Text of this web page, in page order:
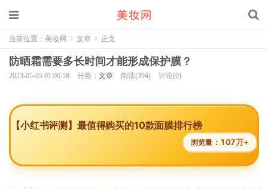
当前位置： 美妆网 > 文章 > 正文
防晒霜需要多长时间才能形成保护膜？
2023-05-05 01:06:58 分类： 文章 阅读(394) 评论(0)
【小红书评测】最值得购买的10款面膜排行榜
浏览量： 107万+